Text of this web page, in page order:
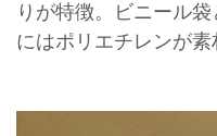
りが特徴。ビニール
にはポリエチレンが素